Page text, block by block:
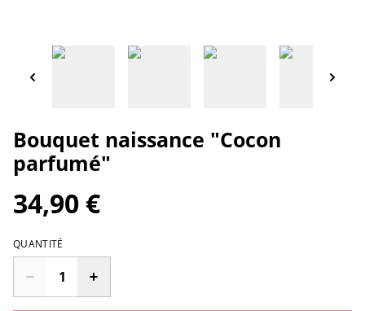
Bouquet naissance "Cocon
parfumé"
34,90 €
QUANTITÉ